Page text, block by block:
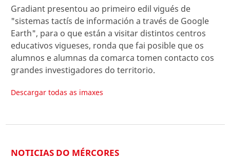
Gradiant presentou ao primeiro edil vigués de
"sistemas tactís de información a través de Google
Earth", para o que están a visitar distintos centros
educativos vigueses, ronda que fai posible que os
alumnos e alumnas da comarca tomen contacto cos
grandes investigadores do territorio.
Descargar todas as imaxes
NOTICIAS DO MÉRCORES